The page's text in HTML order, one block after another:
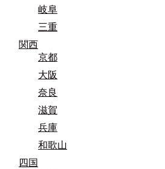
岐阜
三重
関西
京都
大阪
奈良
滋賀
兵庫
和歌山
四国